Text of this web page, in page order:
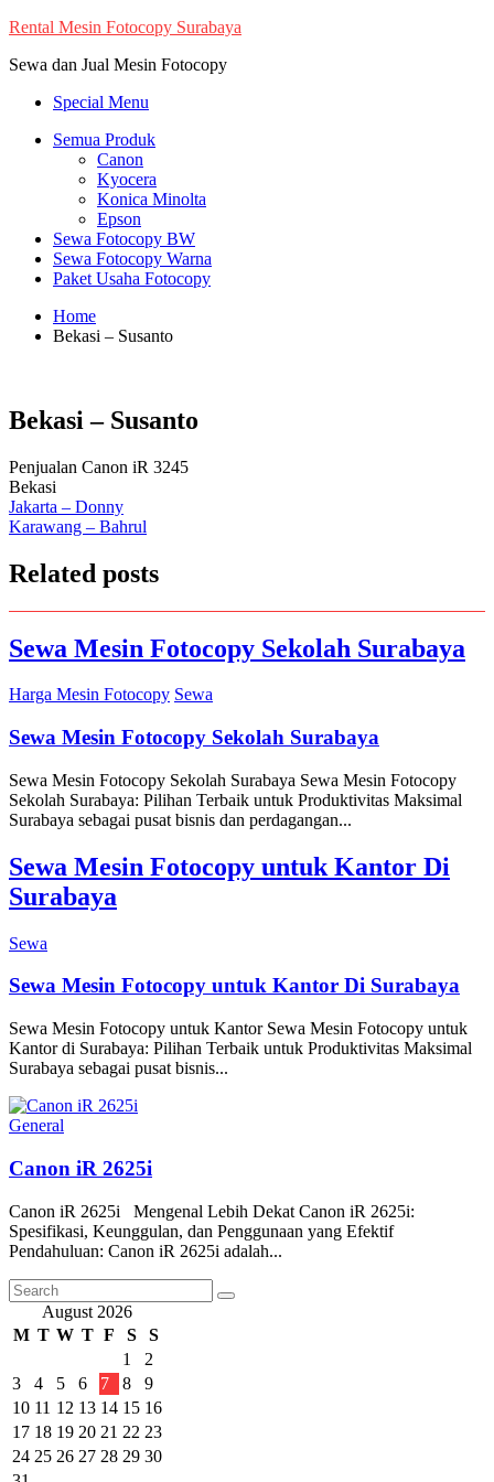
Skip
content
Rental Mesin Fotocopy Surabaya
Sewa dan Jual Mesin Fotocopy
Special Menu
Semua Produk
Canon
Kyocera
Konica Minolta
Epson
Sewa Fotocopy BW
Sewa Fotocopy Warna
Paket Usaha Fotocopy
Home
Bekasi – Susanto
Bekasi – Susanto
Penjualan Canon iR 3245
Bekasi
Post
navigation
Jakarta – Donny
Karawang – Bahrul
Related posts
Sewa Mesin Fotocopy Sekolah Surabaya
Harga Mesin Fotocopy Sewa
Sewa Mesin Fotocopy Sekolah Surabaya
Sewa Mesin Fotocopy Sekolah Surabaya Sewa Mesin Fotocopy
Sekolah Surabaya: Pilihan Terbaik untuk Produktivitas Maksimal
Surabaya sebagai pusat bisnis dan perdagangan...
Sewa Mesin Fotocopy untuk Kantor Di
Surabaya
Sewa
Sewa Mesin Fotocopy untuk Kantor Di Surabaya
Sewa Mesin Fotocopy untuk Kantor Sewa Mesin Fotocopy untuk
Kantor di Surabaya: Pilihan Terbaik untuk Produktivitas Maksimal
Surabaya sebagai pusat bisnis...
General
Canon iR 2625i
Canon iR 2625i Mengenal Lebih Dekat Canon iR 2625i:
Spesifikasi, Keunggulan, dan Penggunaan yang Efektif
Pendahuluan: Canon iR 2625i adalah...
August 2026
M T W T F S
S
1
2
3
4 5 6 7 8
9
10 11 12 13 14 15 16
17 18 19 20 21 22 23
24 25 26 27 28 29 30